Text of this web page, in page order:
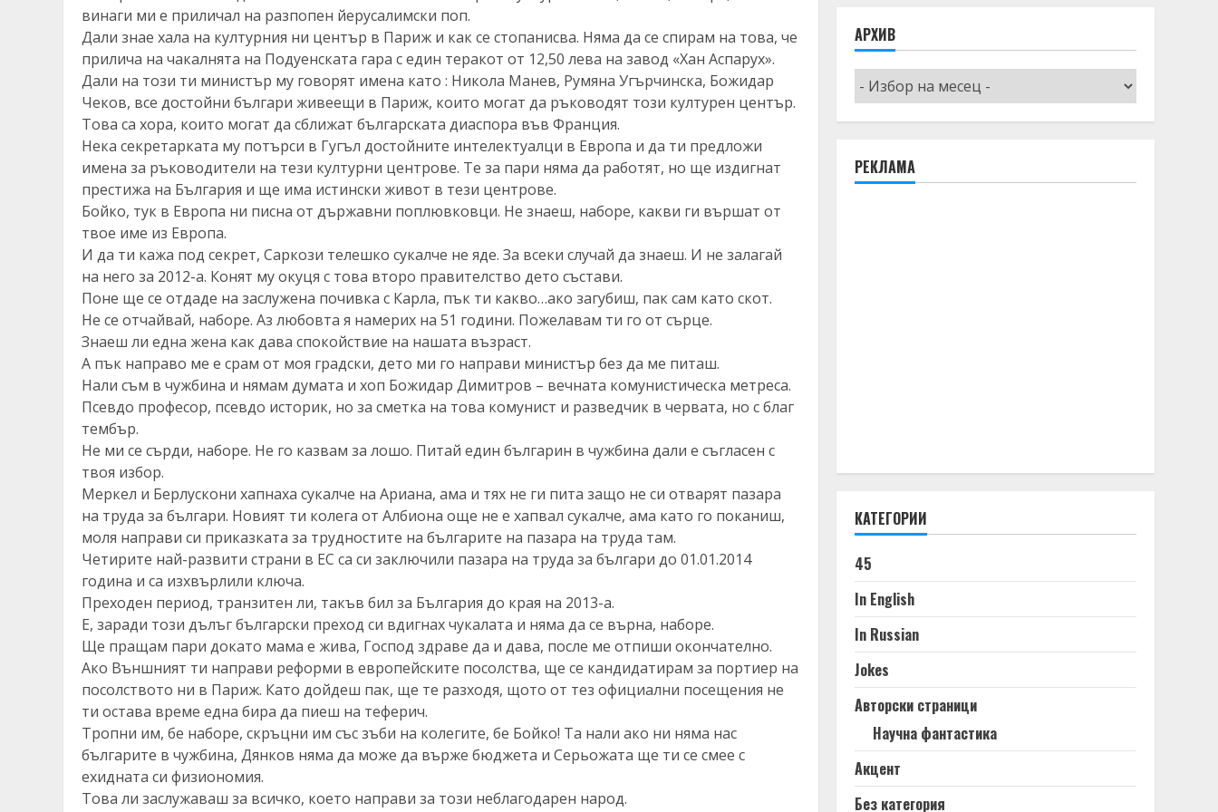
винаги ми е приличал на разпопен йерусалимски поп.
Дали знае хала на културния ни център в Париж и как се стопанисва. Няма да се спирам на това, че
прилича на чакалнята на Подуенската гара с един теракот от 12,50 лева на завод «Хан Аспарух».
Дали на този ти министър му говорят имена като : Никола Манев, Румяна Угърчинска, Божидар
Чеков, все достойни българи живеещи в Париж, които могат да ръководят този културен център.
Това са хора, които могат да сближат българската диаспора във Франция.
Нека секретарката му потърси в Гугъл достойните интелектуалци в Европа и да ти предложи
имена за ръководители на тези културни центрове. Те за пари няма да работят, но ще издигнат
престижа на България и ще има истински живот в тези центрове.
Бойко, тук в Европа ни писна от държавни поплювковци. Не знаеш, наборе, какви ги вършат от
твое име из Европа.
И да ти кажа под секрет, Саркози телешко сукалче не яде. За всеки случай да знаеш. И не залагай
на него за 2012-а. Конят му окуця с това второ правителство дето състави.
Поне ще се отдаде на заслужена почивка с Карла, пък ти какво…ако загубиш, пак сам като скот.
Не се отчайвай, наборе. Аз любовта я намерих на 51 години. Пожелавам ти го от сърце.
Знаеш ли една жена как дава спокойствие на нашата възраст.
А пък направо ме е срам от моя градски, дето ми го направи министър без да ме питаш.
Нали съм в чужбина и нямам думата и хоп Божидар Димитров – вечната комунистическа метреса.
Псевдо професор, псевдо историк, но за сметка на това комунист и разведчик в червата, но с благ
тембър.
Не ми се сърди, наборе. Не го казвам за лошо. Питай един българин в чужбина дали е съгласен с
твоя избор.
Меркел и Берлускони хапнаха сукалче на Ариана, ама и тях не ги пита защо не си отварят пазара
на труда за българи. Новият ти колега от Албиона още не е хапвал сукалче, ама като го поканиш,
моля направи си приказката за трудностите на българите на пазара на труда там.
Четирите най-развити страни в ЕС са си заключили пазара на труда за българи до 01.01.2014
година и са изхвърлили ключа.
Преходен период, транзитен ли, такъв бил за България до края на 2013-а.
Е, заради този дълъг български преход си вдигнах чукалата и няма да се върна, наборе.
Ще пращам пари докато мама е жива, Господ здраве да и дава, после ме отпиши окончателно.
Ако Външният ти направи реформи в европейските посолства, ще се кандидатирам за портиер на
посолството ни в Париж. Като дойдеш пак, ще те разходя, щото от тез официални посещения не
ти остава време една бира да пиеш на теферич.
Тропни им, бе наборе, скръцни им със зъби на колегите, бе Бойко! Та нали ако ни няма нас
българите в чужбина, Дянков няма да може да върже бюджета и Серьожата ще ти се смее с
ехидната си физиономия.
Това ли заслужаваш за всичко, което направи за този неблагодарен народ.
АРХИВ
Архив
РЕКЛАМА
КАТЕГОРИИ
45
In English
In Russian
Jokes
Авторски страници
Научна фантастика
Акцент
Без категория